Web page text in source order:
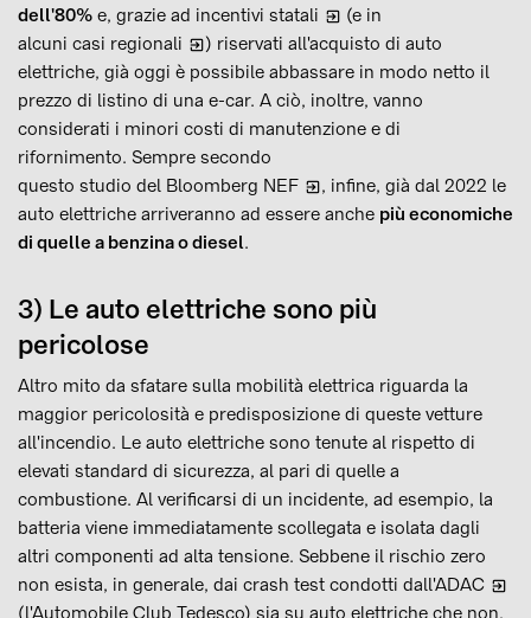
dell'80% e, grazie ad incentivi statali
(e in
alcuni casi regionali
) riservati all'acquisto di auto
elettriche, già oggi è possibile abbassare in modo netto il
prezzo di listino di una e-car. A ciò, inoltre, vanno
considerati i minori costi di manutenzione e di
rifornimento. Sempre secondo
questo studio del Bloomberg NEF
, infine, già dal 2022 le
auto elettriche arriveranno ad essere anche più economiche
di quelle a benzina o diesel.
3) Le auto elettriche sono più
pericolose
Altro mito da sfatare sulla mobilità elettrica riguarda la
maggior pericolosità e predisposizione di queste vetture
all'incendio. Le auto elettriche sono tenute al rispetto di
elevati standard di sicurezza, al pari di quelle a
combustione. Al verificarsi di un incidente, ad esempio, la
batteria viene immediatamente scollegata e isolata dagli
altri componenti ad alta tensione. Sebbene il rischio zero
non esista, in generale, dai crash test condotti dall'ADAC
(l'Automobile Club Tedesco) sia su auto elettriche che non,